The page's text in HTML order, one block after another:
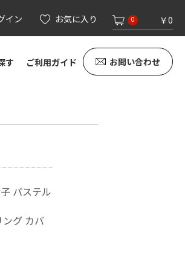
イン お気に入り 0 ￥0
す ご利用ガイド お問い合わせ
パステル
グ カバ